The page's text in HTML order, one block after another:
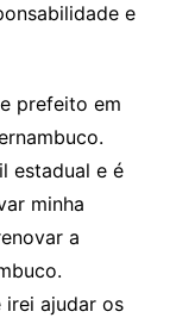
e
prefeito em
estadual e é
minha
a
irei ajudar os